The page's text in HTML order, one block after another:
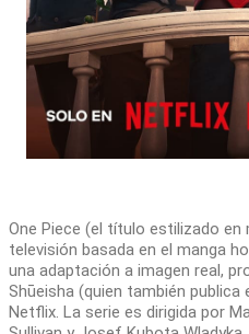
One Piece (el título estilizado en
televisión basada en el manga
una adaptación a imagen real,
Shūeisha (quien también
Netflix. La serie es dirigida por